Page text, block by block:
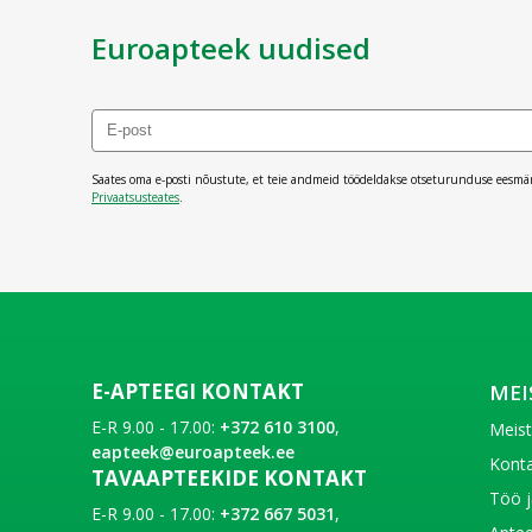
Euroapteek uudised
Saates oma e-posti nõustute, et teie andmeid töödeldakse otseturunduse
Privaatsusteates
E-APTEEGI KONTAKT
E-R 9.00 - 17.00: +372 610 3100,
eapteek@euroapteek.ee
TAVAAPTEEKIDE KONTAKT
E-R 9.00 - 17.00: +372 667 5031,
Meist
Töö